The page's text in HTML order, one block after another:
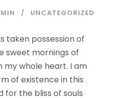
UNCATEGORIZED
taken possession of
sweet mornings of
my whole heart. I am
of existence in this
for the bliss of souls